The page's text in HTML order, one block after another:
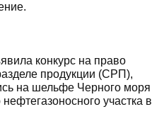
конкурс на право
продукции (СРП),
на шельфе Черного моря
участка в